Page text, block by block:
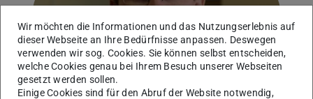
Wir möchten die Informationen und das Nutzungserlebnis auf
dieser Webseite an Ihre Bedürfnisse anpassen. Deswegen
verwenden wir sog. Cookies. Sie können selbst entscheiden,
welche Cookies genau bei Ihrem Besuch unserer Webseiten
gesetzt werden sollen.
Einige Cookies sind für den Abruf der Website notwendig,